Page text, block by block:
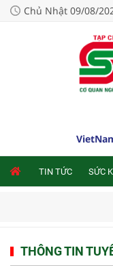
Chủ Nhật 09/08/
TIN TỨC SỨC
THÔNG TIN